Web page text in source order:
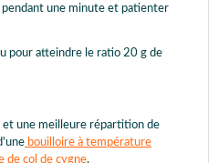
une minute et patienter
pour atteindre le ratio 20 g de
une meilleure répartition de
bouilloire à température
de col de cygne.